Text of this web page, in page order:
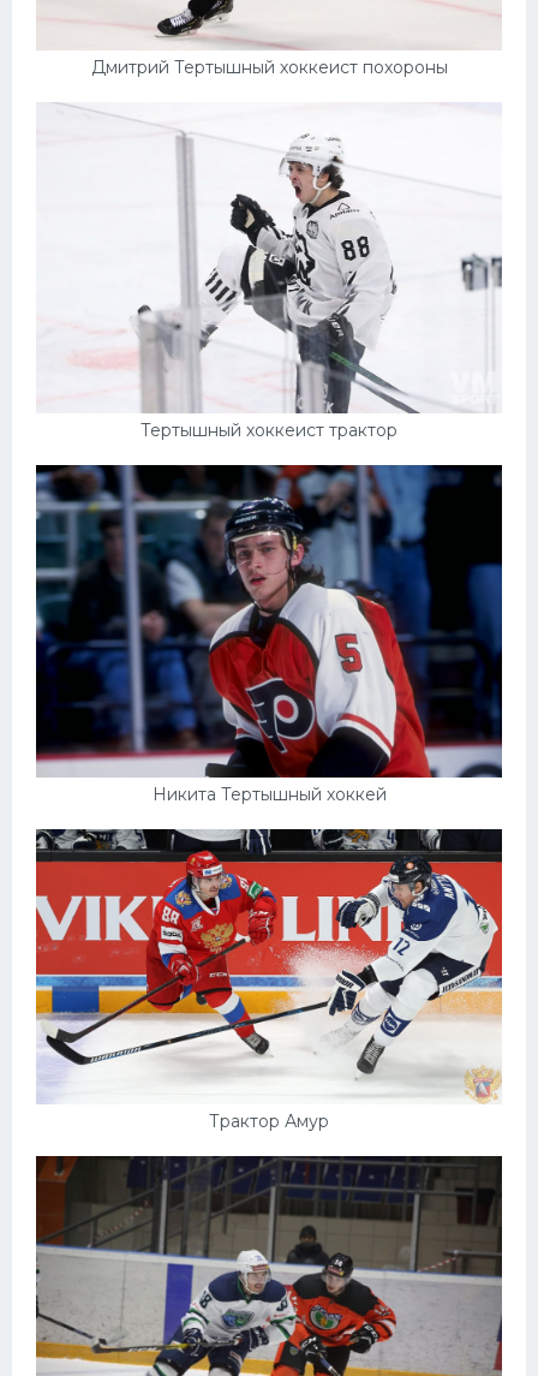
Дмитрий Тертышный хоккеист похороны
Тертышный хоккеист трактор
Никита Тертышный хоккей
Трактор Амур